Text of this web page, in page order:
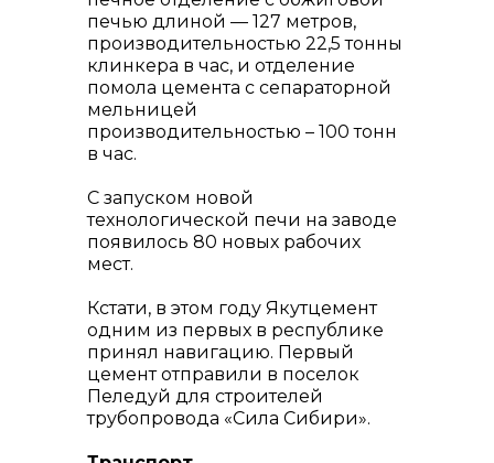
печью длиной — 127 метров,
производительностью 22,5 тонны
клинкера в час, и отделение
помола цемента с сепараторной
мельницей
производительностью – 100 тонн
в час.
С запуском новой
технологической печи на заводе
появилось 80 новых рабочих
мест.
Кстати, в этом году Якутцемент
одним из первых в республике
принял навигацию. Первый
цемент отправили в поселок
Пеледуй для строителей
трубопровода «Сила Сибири».